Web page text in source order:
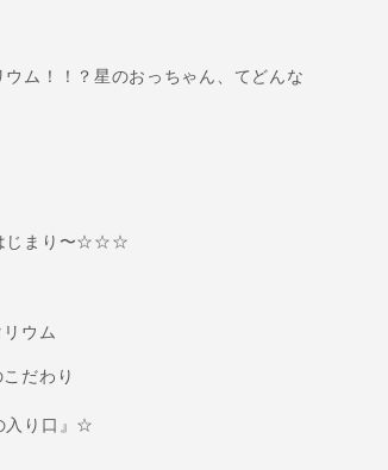
ム！！？星のおっちゃん、てどんな
じまり〜☆☆☆
ウム
だわり
入り口』☆